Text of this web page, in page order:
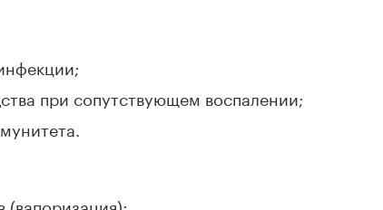
при сопутствующем воспалении;
(вапоризация);